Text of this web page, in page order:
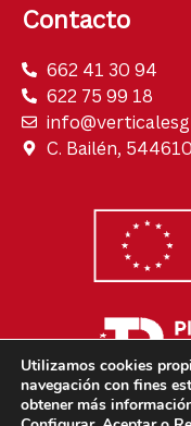
Contacto
662 41 30 94
622 75 99 18
C. Bailén,
Utilizamos cookies
navegación con fines
obtener más